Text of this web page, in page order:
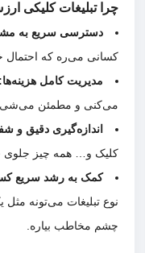
چرا تبلیغات کلیکی
دسترسی سریع به
کسانی می‌ره که احتمال
مدیریت کامل هزینه‌ها:
می‌کنی و مطمئن می‌شی
اندازه‌گیری دقیق و
کلیک و… همه چیز
کمک به رشد سریع
نوع تبلیغات می‌تونه مثل
چشم مخاطب بیاره.